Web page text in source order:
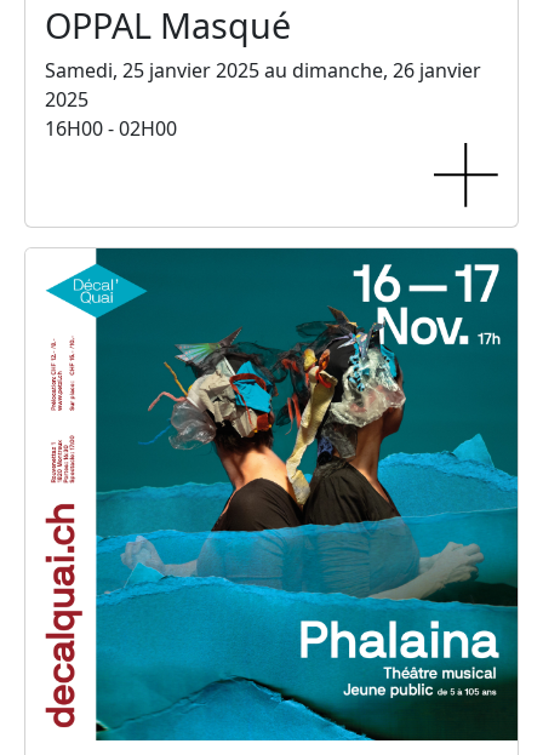
OPPAL Masqué
Samedi, 25 janvier 2025 au dimanche, 26 janvier
2025
16H00 - 02H00